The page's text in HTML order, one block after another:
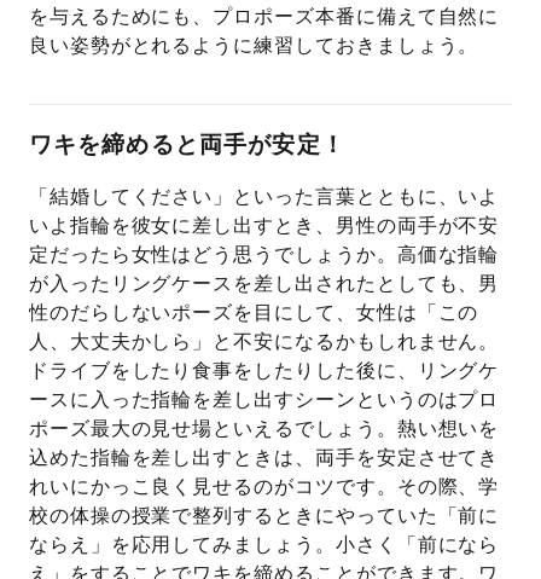
を与えるためにも、プロポーズ本番に備えて自然に
良い姿勢がとれるように練習しておきましょう。
ワキを締めると両手が安定！
「結婚してください」といった言葉とともに、いよ
いよ指輪を彼女に差し出すとき、男性の両手が不安
定だったら女性はどう思うでしょうか。高価な指輪
が入ったリングケースを差し出されたとしても、男
性のだらしないポーズを目にして、女性は「この
人、大丈夫かしら」と不安になるかもしれません。
ドライブをしたり食事をしたりした後に、リングケ
ースに入った指輪を差し出すシーンというのはプロ
ポーズ最大の見せ場といえるでしょう。熱い想いを
込めた指輪を差し出すときは、両手を安定させてき
れいにかっこ良く見せるのがコツです。その際、学
校の体操の授業で整列するときにやっていた「前に
ならえ」を応用してみましょう。小さく「前になら
え」をすることでワキを締めることができます。ワ